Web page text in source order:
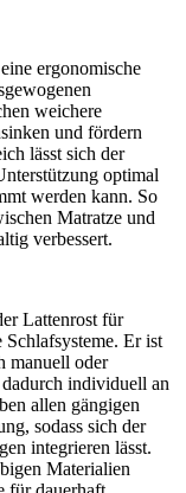
ergonomische
weichere
und fördern
lässt sich der
optimal
werden kann. So
Matratze und
verbessert.
Lattenrost für
Schlafsysteme. Er ist
manuell oder
individuell an
allen gängigen
sodass sich der
integrieren lässt.
Materialien